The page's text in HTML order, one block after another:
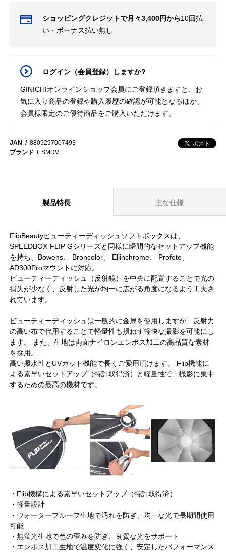
ショッピングクレジットで月々3,400円から10回払
い・ボーナス払い無し
ログイン（会員登録）しますか?
GINICHIオンラインショップ会員にご登録頂きますと、お
気に入り商品の登録や購入履歴の確認が可能となるほか、
会員様限定のご優待商品をご購入いただけます。
JAN
8809297007493
ブランド
SMDV
製品特長 主な仕様
FlipBeautyビューティーディッシュソフトボックスは、
SPEEDBOX-FLIP Gシリーズと同様に瞬間的なセットアップ機能
を持ち、Bowens、 Broncolor、 Ellinchrome、 Profoto、
AD300Proマウントに対応。
ビューティーディッシュ（反射鏡）を中央に配置することで光の
損失が少なく、反射した光が均一に広がる角度になるよう工夫さ
れています。
ビューティーディッシュは一般的に金属を使用しますが、反射力
の高い布で代用することで軽量性も損ねず軽快な撮影を可能にし
ます。 また、生地は両面ナイロンエンボス加工の高品質な素材
を採用。
高い撥水性とUVカット機能で長くご愛用頂けます。 Flip機能に
よる素早いセットアップ（特許取得済）と軽量性で、撮影に集中
するための最高の機材です。
・Flip機構による素早いセットアップ（特許取得済）
・軽量設計
・ウォータープルーフ生地で汚れを防ぎ、均一な光で長期間使用
可能
・無蛍光生地で色の歪みを防ぎ、良質な光をサポート
・エンボス加工生地で温度変化に強く、安定したパフォーマンス